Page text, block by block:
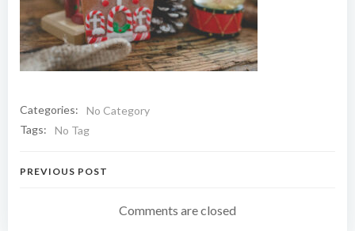
Categories:
No Category
Tags:
No Tag
Navigation
PREVIOUS POST
Comments are closed